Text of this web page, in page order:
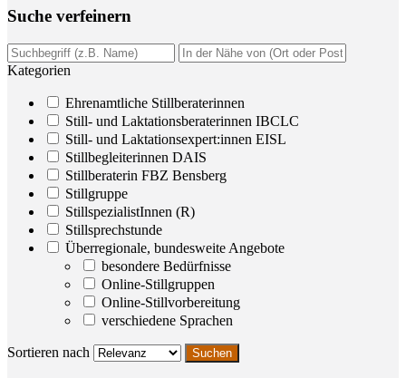
Suche ver­fei­nern
Kategorien
Ehrenamtliche Stillberaterinnen
Still- und Laktationsberaterinnen IBCLC
Still- und Laktationsexpert:innen EISL
Stillbegleiterinnen DAIS
Stillberaterin FBZ Bensberg
Stillgruppe
StillspezialistInnen (R)
Stillsprechstunde
Überregionale, bundesweite Angebote
besondere Bedürfnisse
Online-Stillgruppen
Online-Stillvorbereitung
verschiedene Sprachen
Sortieren nach